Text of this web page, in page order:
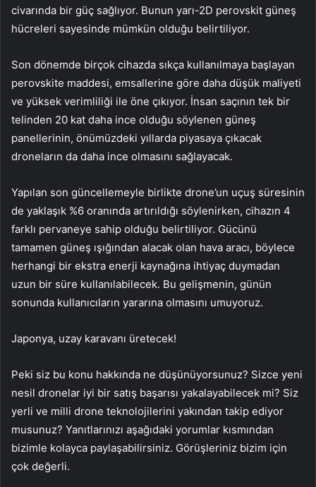
civarında bir güç sağlıyor. Bunun yarı-2D perovskit güneş
hücreleri sayesinde mümkün olduğu belirtiliyor.
Son dönemde birçok cihazda sıkça kullanılmaya başlayan
perovskite maddesi, emsallerine göre daha düşük maliyeti
ve yüksek verimliliği ile öne çıkıyor. İnsan saçının tek bir
telinden 20 kat daha ince olduğu söylenen güneş
panellerinin, önümüzdeki yıllarda piyasaya çıkacak
droneların da daha ince olmasını sağlayacak.
Yapılan son güncellemeyle birlikte drone’un uçuş süresinin
de yaklaşık %6 oranında artırıldığı söylenirken, cihazın 4
farklı pervaneye sahip olduğu belirtiliyor. Gücünü
tamamen güneş ışığından alacak olan hava aracı, böylece
herhangi bir ekstra enerji kaynağına ihtiyaç duymadan
uzun bir süre kullanılabilecek. Bu gelişmenin, günün
sonunda kullanıcıların yararına olmasını umuyoruz.
Japonya, uzay karavanı üretecek!
Peki siz bu konu hakkında ne düşünüyorsunuz? Sizce yeni
nesil dronelar iyi bir satış başarısı yakalayabilecek mi? Siz
yerli ve milli drone teknolojilerini yakından takip ediyor
musunuz? Yanıtlarınızı aşağıdaki yorumlar kısmından
bizimle kolayca paylaşabilirsiniz. Görüşleriniz bizim için
çok değerli.